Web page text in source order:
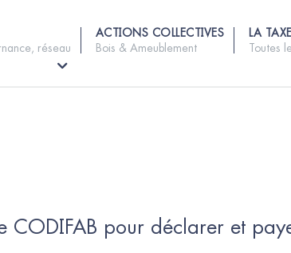
réseau
ACTIONS COLLECTIVES
Bois & Ameublement
LA
Toutes
CODIFAB pour déclarer et